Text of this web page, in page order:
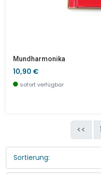
Mundharmonika
10,90 €
sofort verfügbar
<<